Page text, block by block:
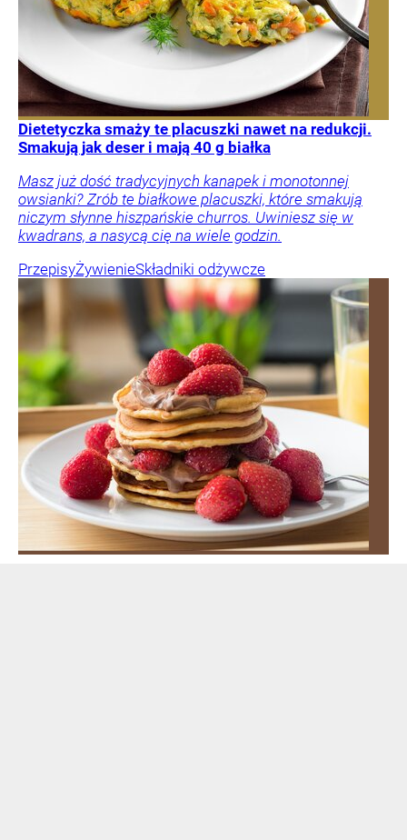
Dietetyczka smaży te placuszki nawet na redukcji.
Smakują jak deser i mają 40 g białka
Masz już dość tradycyjnych kanapek i monotonnej
owsianki? Zrób te białkowe placuszki, które smakują
niczym słynne hiszpańskie churros. Uwiniesz się w
kwadrans, a nasycą cię na wiele godzin.
PrzepisyŻywienieSkładniki odżywcze